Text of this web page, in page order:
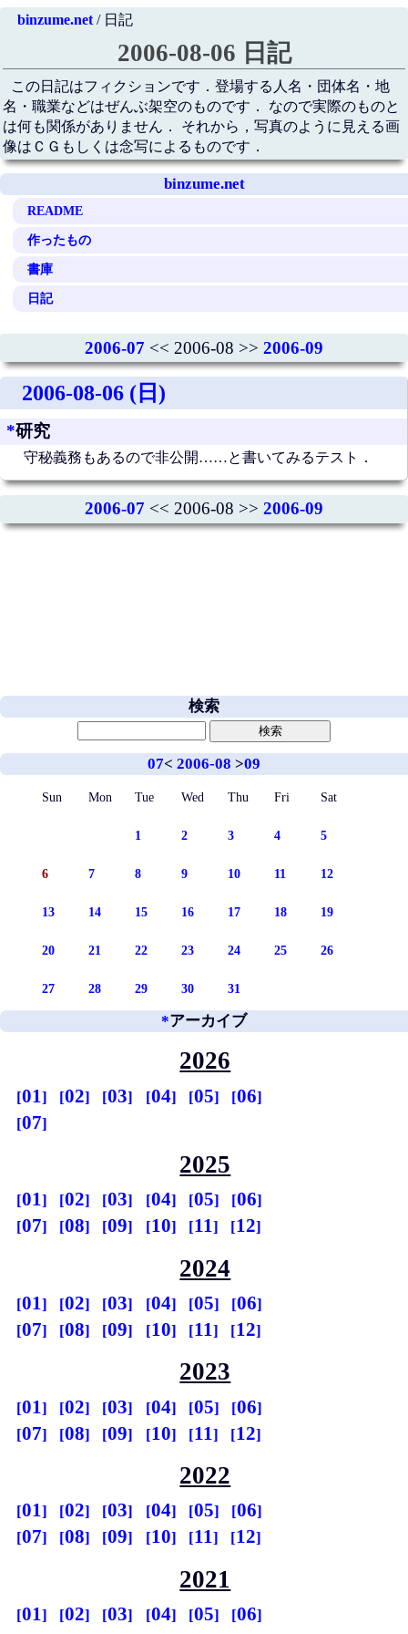
binzume.net/ 日記
2006-08-06 日記
この日記はフィクションです．登場する人名・団体名・地
名・職業などはぜんぶ架空のものです． なので実際のものと
は何も関係がありません． それから，写真のように見える画
像はＣＧもしくは念写によるものです．
binzume.net
README
作ったもの
書庫
日記
2006-07 << 2006-08 >> 2006-09
2006-08-06 (日)
*研究
守秘義務もあるので非公開……と書いてみるテスト．
2006-07 << 2006-08 >> 2006-09
検索
07< 2006-08 >09
Sun Mon Tue Wed Thu Fri Sat
1 2 3 4 5
6 7 8 9 10 11 12
13 14 15 16 17 18 19
20 21 22 23 24 25 26
27 28 29 30 31
*アーカイブ
2026
01 02 03 04 05
06
07
2025
01 02 03 04 05
06
07
08 09 10 11 12
2024
01 02 03 04 05
06
07
08 09 10 11 12
2023
01 02 03 04 05
06
07
08 09 10 11 12
2022
01 02 03 04 05
06
07
08 09 10 11 12
2021
01 02 03 04 05
06